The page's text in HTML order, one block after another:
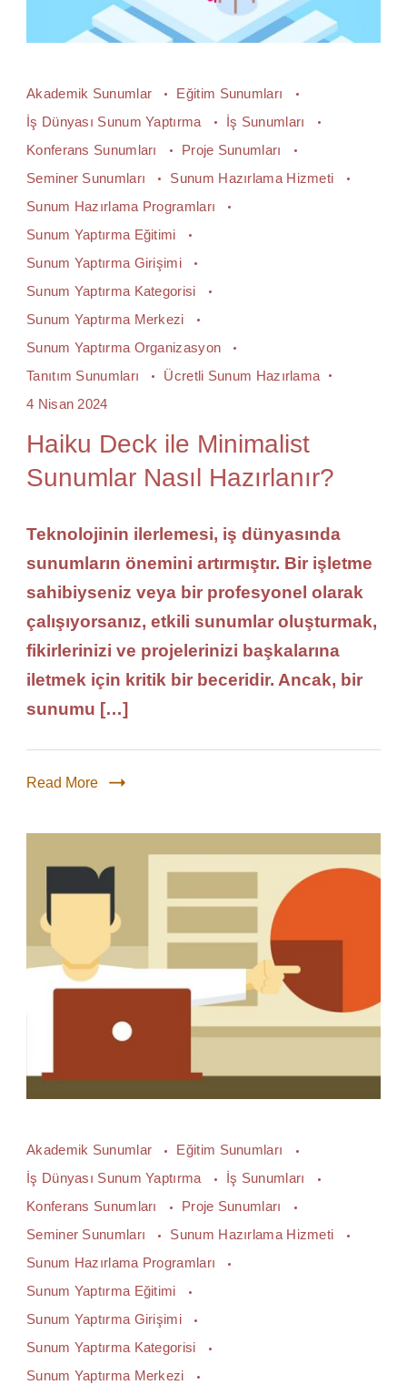
Akademik Sunumlar
Eğitim Sunumları
İş Dünyası Sunum Yaptırma
İş Sunumları
Konferans Sunumları
Proje Sunumları
Seminer Sunumları
Sunum Hazırlama Hizmeti
Sunum Hazırlama Programları
Sunum Yaptırma Eğitimi
Sunum Yaptırma Girişimi
Sunum Yaptırma Kategorisi
Sunum Yaptırma Merkezi
Sunum Yaptırma Organizasyon
Tanıtım Sunumları
Ücretli Sunum Hazırlama
4 Nisan 2024
Haiku Deck ile Minimalist
Sunumlar Nasıl Hazırlanır?
Teknolojinin ilerlemesi, iş dünyasında
sunumların önemini artırmıştır. Bir işletme
sahibiyseniz veya bir profesyonel olarak
çalışıyorsanız, etkili sunumlar oluşturmak,
fikirlerinizi ve projelerinizi başkalarına
iletmek için kritik bir beceridir. Ancak, bir
sunumu […]
Read More
Akademik Sunumlar
Eğitim Sunumları
İş Dünyası Sunum Yaptırma
İş Sunumları
Konferans Sunumları
Proje Sunumları
Seminer Sunumları
Sunum Hazırlama Hizmeti
Sunum Hazırlama Programları
Sunum Yaptırma Eğitimi
Sunum Yaptırma Girişimi
Sunum Yaptırma Kategorisi
Sunum Yaptırma Merkezi